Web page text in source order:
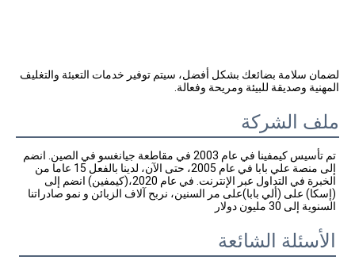
المهنية وصديقة للبيئة ومريحة وفعالة.
ملف الشركة
السنوية إلى 30 مليون دولار
الأسئلة الشائعة